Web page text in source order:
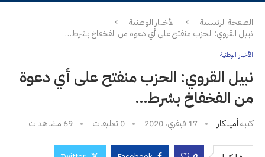
الصفحة الرئيسية
الأخبار الوطنية
نبيل القروي: الحزب منفتح على أي دعوة من الفخفاخ بشرط…
الأخبار الوطنية
نبيل القروي: الحزب منفتح على أي دعوة
من الفخفاخ بشرط…
كتبهأميلكار 17 فيفري، 2020 0 تعليقات 69 مشاهدات